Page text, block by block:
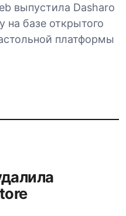
выпустила Dasharo
базе открытого
платформы